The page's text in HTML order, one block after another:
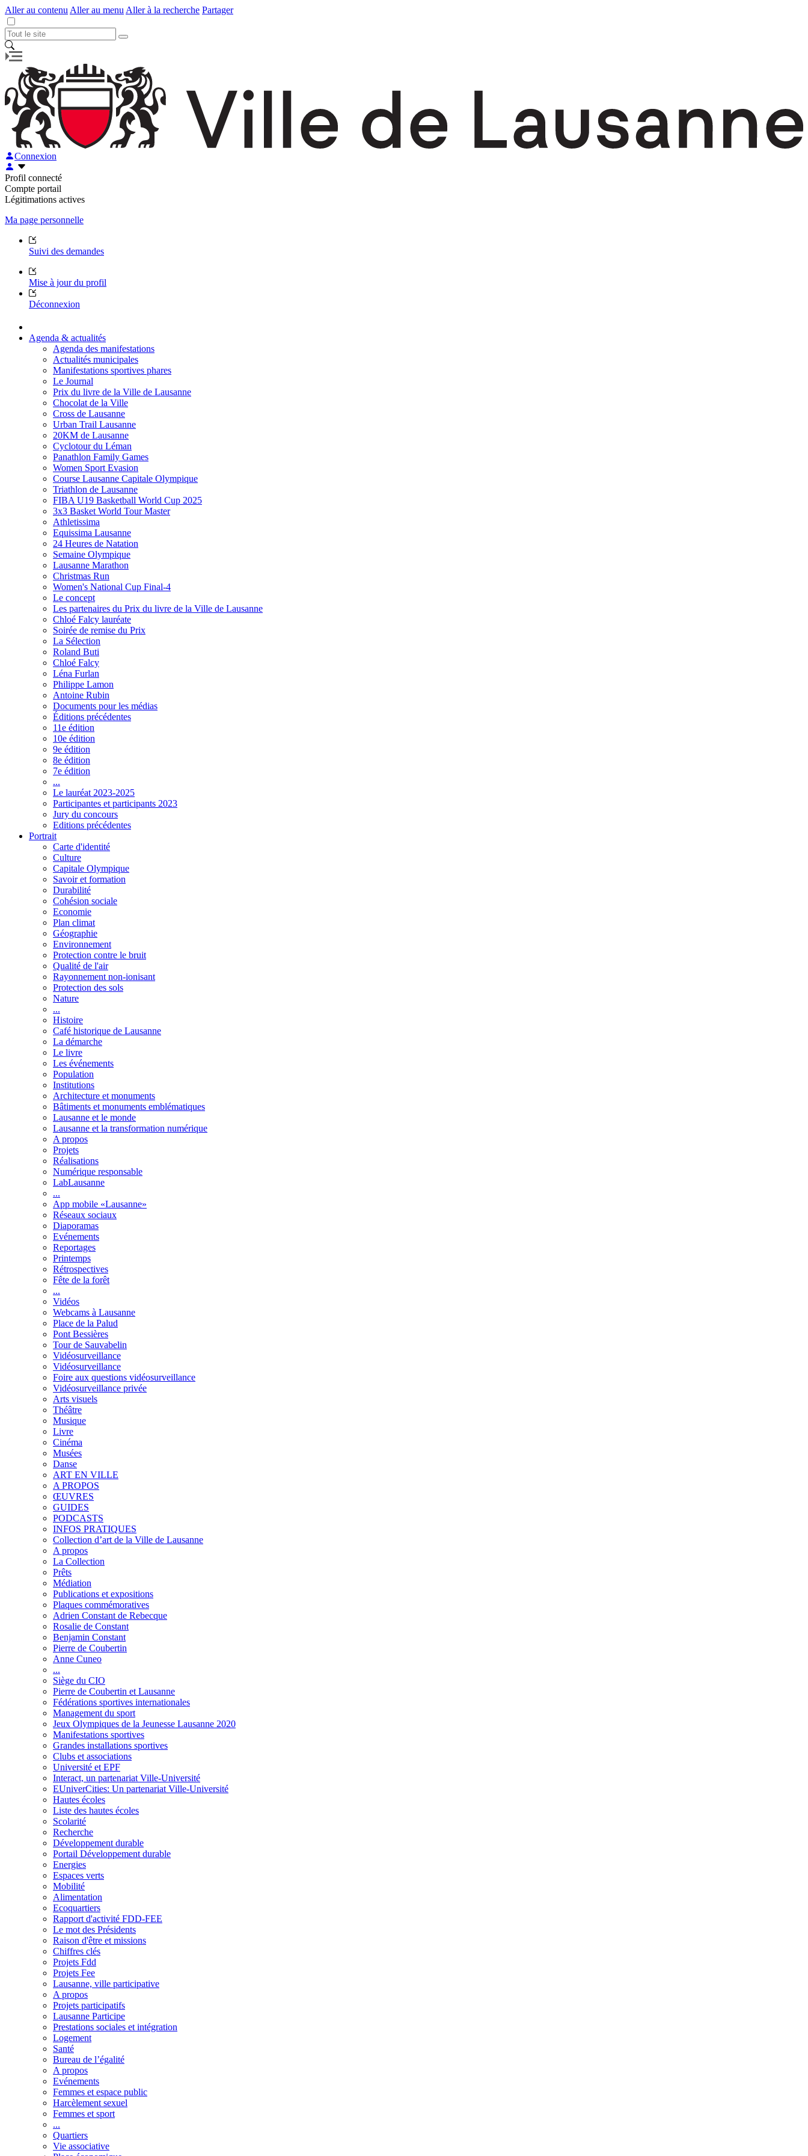
Aller au contenu Aller au menu Aller à la recherche Partager
Connexion
Profil connecté
Compte portail
Légitimations actives
Ma page personnelle
Suivi des demandes
Mise à jour du profil
Déconnexion
Agenda & actualités
Agenda des manifestations
Actualités municipales
Manifestations sportives phares
Le Journal
Prix du livre de la Ville de Lausanne
Chocolat de la Ville
Cross de Lausanne
Urban Trail Lausanne
20KM de Lausanne
Cyclotour du Léman
Panathlon Family Games
Women Sport Evasion
Course Lausanne Capitale Olympique
Triathlon de Lausanne
FIBA U19 Basketball World Cup 2025
3x3 Basket World Tour Master
Athletissima
Equissima Lausanne
24 Heures de Natation
Semaine Olympique
Lausanne Marathon
Christmas Run
Women's National Cup Final-4
Le concept
Les partenaires du Prix du livre de la Ville de Lausanne
Chloé Falcy lauréate
Soirée de remise du Prix
La Sélection
Roland Buti
Chloé Falcy
Léna Furlan
Philippe Lamon
Antoine Rubin
Documents pour les médias
Éditions précédentes
11e édition
10e édition
9e édition
8e édition
7e édition
...
Le lauréat 2023-2025
Participantes et participants 2023
Jury du concours
Editions précédentes
Portrait
Carte d'identité
Culture
Capitale Olympique
Savoir et formation
Durabilité
Cohésion sociale
Economie
Plan climat
Géographie
Environnement
Protection contre le bruit
Qualité de l'air
Rayonnement non-ionisant
Protection des sols
Nature
...
Histoire
Café historique de Lausanne
La démarche
Le livre
Les événements
Population
Institutions
Architecture et monuments
Bâtiments et monuments emblématiques
Lausanne et le monde
Lausanne et la transformation numérique
A propos
Projets
Réalisations
Numérique responsable
LabLausanne
...
App mobile «Lausanne»
Réseaux sociaux
Diaporamas
Evénements
Reportages
Printemps
Rétrospectives
Fête de la forêt
...
Vidéos
Webcams à Lausanne
Place de la Palud
Pont Bessières
Tour de Sauvabelin
Vidéosurveillance
Vidéosurveillance
Foire aux questions vidéosurveillance
Vidéosurveillance privée
Arts visuels
Théâtre
Musique
Livre
Cinéma
Musées
Danse
ART EN VILLE
A PROPOS
ŒUVRES
GUIDES
PODCASTS
INFOS PRATIQUES
Collection d’art de la Ville de Lausanne
A propos
La Collection
Prêts
Médiation
Publications et expositions
Plaques commémoratives
Adrien Constant de Rebecque
Rosalie de Constant
Benjamin Constant
Pierre de Coubertin
Anne Cuneo
...
Siège du CIO
Pierre de Coubertin et Lausanne
Fédérations sportives internationales
Management du sport
Jeux Olympiques de la Jeunesse Lausanne 2020
Manifestations sportives
Grandes installations sportives
Clubs et associations
Université et EPF
Interact, un partenariat Ville-Université
EUniverCities: Un partenariat Ville-Université
Hautes écoles
Liste des hautes écoles
Scolarité
Recherche
Développement durable
Portail Développement durable
Energies
Espaces verts
Mobilité
Alimentation
Ecoquartiers
Rapport d'activité FDD-FEE
Le mot des Présidents
Raison d'être et missions
Chiffres clés
Projets Fdd
Projets Fee
Lausanne, ville participative
A propos
Projets participatifs
Lausanne Participe
Prestations sociales et intégration
Logement
Santé
Bureau de l’égalité
A propos
Evénements
Femmes et espace public
Harcèlement sexuel
Femmes et sport
...
Quartiers
Vie associative